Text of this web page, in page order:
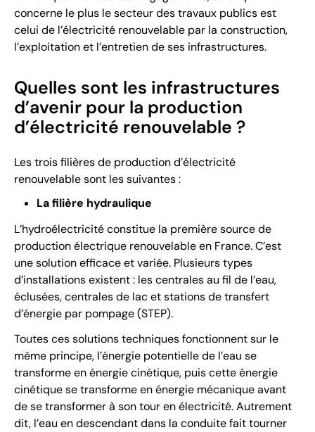
concerne le plus le secteur des travaux publics est
celui de l’électricité renouvelable par la construction,
l’exploitation et l’entretien de ses infrastructures.
Quelles sont les infrastructures
d’avenir pour la production
d’électricité renouvelable ?
Les trois filières de production d’électricité
renouvelable sont les suivantes :
La filière hydraulique
L’hydroélectricité constitue la première source de
production électrique renouvelable en France. C’est
une solution efficace et variée. Plusieurs types
d’installations existent : les centrales au fil de l’eau,
éclusées, centrales de lac et stations de transfert
d’énergie par pompage (STEP).
Toutes ces solutions techniques fonctionnent sur le
même principe, l’énergie potentielle de l’eau se
transforme en énergie cinétique, puis cette énergie
cinétique se transforme en énergie mécanique avant
de se transformer à son tour en électricité. Autrement
dit, l’eau en descendant dans la conduite fait tourner